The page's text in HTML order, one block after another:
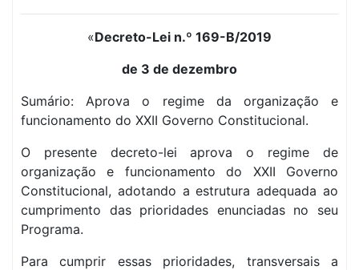
«Decreto-Lei n.º 169-B/2019
de 3 de dezembro
Sumário: Aprova o regime da organização e
funcionamento do XXII Governo Constitucional.
O presente decreto-lei aprova o regime de
organização e funcionamento do XXII Governo
Constitucional, adotando a estrutura adequada ao
cumprimento das prioridades enunciadas no seu
Programa.
Para cumprir essas prioridades, transversais a